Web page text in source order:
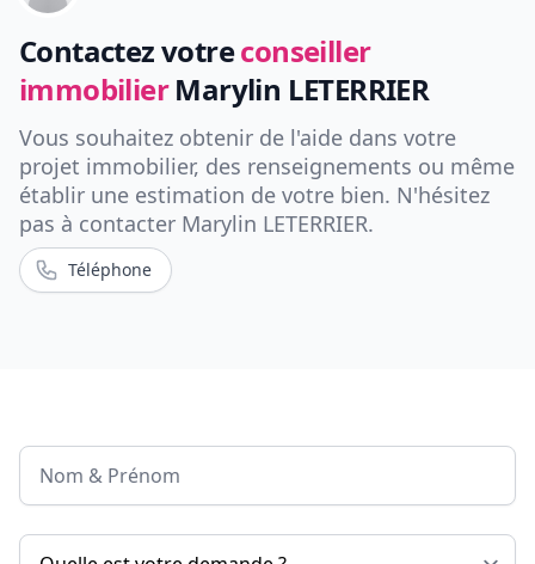
Contactez votreconseiller
immobilier Marylin LETERRIER
Vous souhaitez obtenir de l'aide dans votre
projet immobilier, des renseignements ou même
établir une estimation de votre bien. N'hésitez
pas à contacter Marylin LETERRIER.
Téléphone
Nom & Prénom